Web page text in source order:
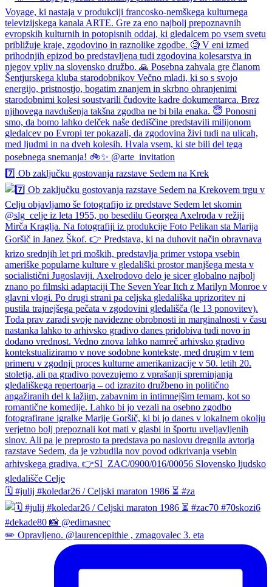
7️⃣ Ob zaključku gostovanja razstave Sedem na Krek
🗓️ #julij #koledar26 / Celjski maraton 1986 ⏳ #za
✏️ Opravljeno. @laurencepithie , zmagovalec 3. eta